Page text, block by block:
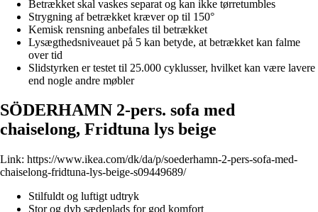
Betrækket skal vaskes separat og kan ikke tørretumbles
Strygning af betrækket kræver op til 150°
Kemisk rensning anbefales til betrækket
Lysægthedsniveauet på 5 kan betyde, at betrækket kan falme
over tid
Slidstyrken er testet til 25.000 cyklusser, hvilket kan være lavere
end nogle andre møbler
SÖDERHAMN 2-pers. sofa med
chaiselong, Fridtuna lys beige
Link: https://www.ikea.com/dk/da/p/soederhamn-2-pers-sofa-med-
chaiselong-fridtuna-lys-beige-s09449689/
Stilfuldt og luftigt udtryk
Stor og dyb sædeplads for god komfort